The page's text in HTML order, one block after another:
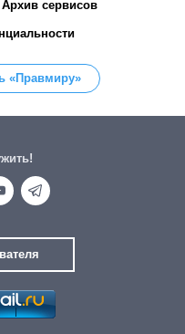
Архив сервисов
«Правмиру»